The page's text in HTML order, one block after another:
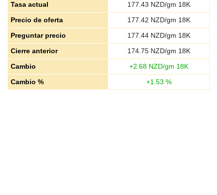
Tasa actual 177.43 NZD/gm 18K
Precio de oferta
177.42 NZD/gm 18K
Preguntar precio
177.44 NZD/gm 18K
Cierre anterior
174.75 NZD/gm 18K
Cambio
+2.68 NZD/gm 18K
Cambio %
+1.53 %